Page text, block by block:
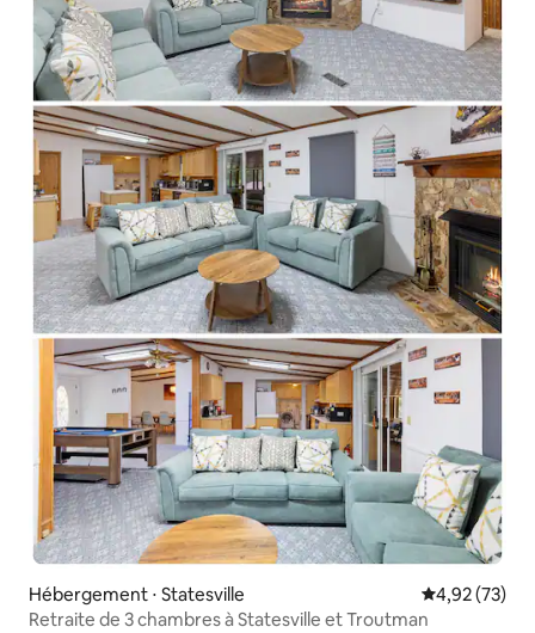
Hébergement ⋅ Statesville Évaluation
4,92 (73)
Retraite de 3 chambres à Statesville et Troutman